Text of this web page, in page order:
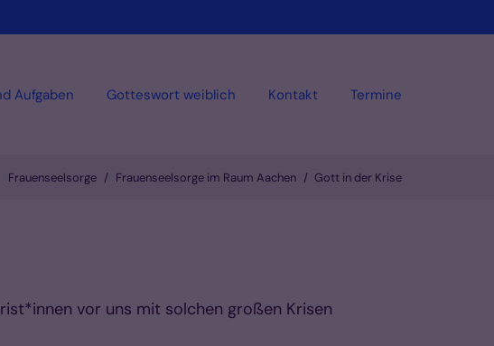
Aufgaben Gotteswort weiblich Kontakt Termine
Frauenseelsorge Frauenseelsorge im Raum Aachen Gott in der Krise
vor uns mit solchen großen Krisen